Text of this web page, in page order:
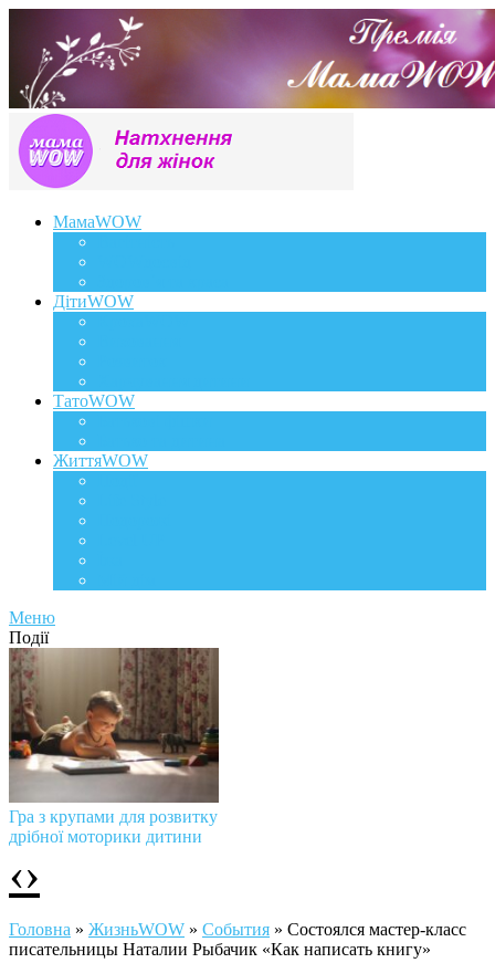
МамаWOW
ДітиWOW
ТатоWOW
ЖиттяWOW
Меню
Події
Гра з крупами для розвитку
дрібної моторики дитини
‹›
Головна » ЖизньWOW » События » Состоялся мастер-класс
писательницы Наталии Рыбачик «Как написать книгу»